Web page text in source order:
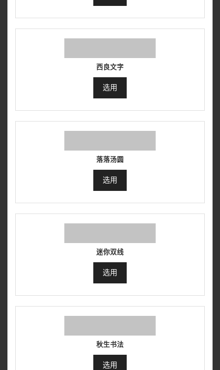
西良文字
选用
落落汤圆
选用
迷你双线
选用
秋生书法
选用